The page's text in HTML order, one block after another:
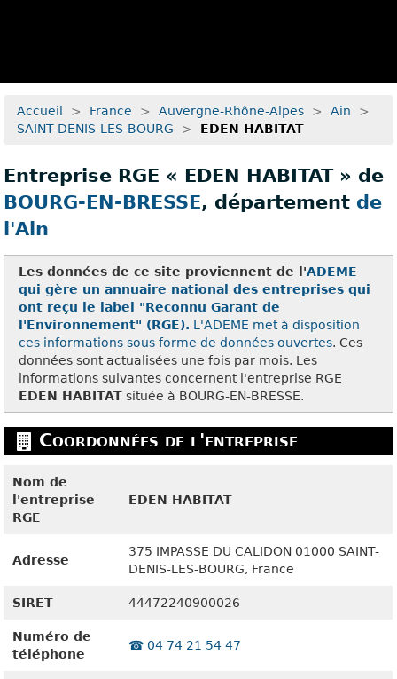
Accueil > France > Auvergne-Rhône-Alpes > Ain
>
SAINT-DENIS-LES-BOURG
> EDEN HABITAT
Entreprise RGE « EDEN HABITAT » de
BOURG-EN-BRESSE, département de
l'Ain
Les données de ce site proviennent de l'ADEME
qui gère un annuaire national des entreprises qui
ont reçu le label "Reconnu Garant de
l'Environnement" (RGE). L'ADEME met à disposition
ces informations sous forme de données ouvertes. Ces
données sont actualisées une fois par mois. Les
informations suivantes concernent l'entreprise RGE
EDEN HABITAT située à BOURG-EN-BRESSE.
Coordonnées de l'entreprise
Nom de
l'entreprise
RGE
EDEN HABITAT
Adresse
375 IMPASSE DU CALIDON 01000 SAINT-
DENIS-LES-BOURG, France
SIRET 44472240900026
Numéro de
téléphone
☎️ 04 74 21 54 47